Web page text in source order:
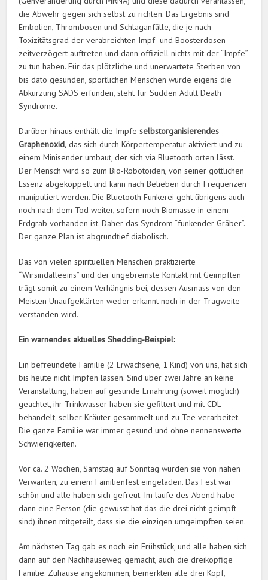
die Abwehr gegen sich selbst zu richten. Das Ergebnis sind
Embolien, Thrombosen und Schlaganfälle, die je nach
Toxizitätsgrad der verabreichten Impf- und Boosterdosen
zeitverzögert auftreten und dann offiziell nichts mit der “Impfe”
zu tun haben. Für das plötzliche und unerwartete Sterben von
bis dato gesunden, sportlichen Menschen wurde eigens die
Abkürzung SADS erfunden, steht für Sudden Adult Death
Syndrome.
Darüber hinaus enthält die Impfeselbstorganisierendes
Graphenoxid, das sich durch Körpertemperatur aktiviert und zu
einem Minisender umbaut, der sich via Bluetooth orten lässt.
Der Mensch wird so zum Bio-Robotoiden, von seiner göttlichen
Essenz abgekoppelt und kann nach Belieben durch Frequenzen
manipuliert werden. Die Bluetooth Funkerei geht übrigens auch
noch nach dem Tod weiter, sofern noch Biomasse in einem
Erdgrab vorhanden ist. Daher das Syndrom “funkender Gräber”.
Der ganze Plan ist abgrundtief diabolisch.
Das von vielen spirituellen Menschen praktizierte
“Wirsindalleeins” und der ungebremste Kontakt mit Geimpften
trägt somit zu einem Verhängnis bei, dessen Ausmass von den
Meisten Unaufgeklärten weder erkannt noch in der Tragweite
verstanden wird.
Ein warnendes aktuelles Shedding-Beispiel:
Ein befreundete Familie (2 Erwachsene, 1 Kind) von uns, hat sich
bis heute nicht Impfen lassen. Sind über zwei Jahre an keine
Veranstaltung, haben auf gesunde Ernährung (soweit möglich)
geachtet, ihr Trinkwasser haben sie gefiltert und mit CDL
behandelt, selber Kräuter gesammelt und zu Tee verarbeitet.
Die ganze Familie war immer gesund und ohne nennenswerte
Schwierigkeiten.
Vor ca. 2 Wochen, Samstag auf Sonntag wurden sie von nahen
Verwanten, zu einem Familienfest eingeladen. Das Fest war
schön und alle haben sich gefreut. Im laufe des Abend habe
dann eine Person (die gewusst hat das die drei nicht geimpft
sind) ihnen mitgeteilt, dass sie die einzigen umgeimpften seien.
Am nächsten Tag gab es noch ein Frühstück, und alle haben sich
dann auf den Nachhauseweg gemacht, auch die dreiköpfige
Familie. Zuhause angekommen, bemerkten alle drei Kopf,